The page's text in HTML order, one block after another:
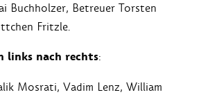
Buchholzer, Betreuer Torsten
Fritzle.
links nach rechts:
Mosrati, Vadim Lenz, William